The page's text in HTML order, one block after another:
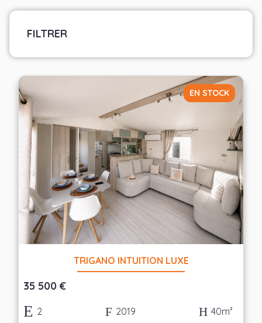
FILTRER
Largeur
— Choisir —
Nombre de chambres
— Choisir —
Appliquer les filtres
EN STOCK
TRIGANO INTUITION LUXE
35 500 €
2 2019 40m²